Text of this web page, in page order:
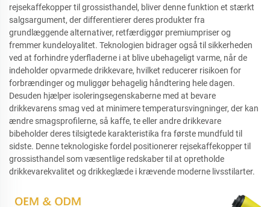
rejsekaffekopper til grossisthandel, bliver denne funktion et stærkt
salgsargument, der differentierer deres produkter fra
grundlæggende alternativer, retfærdiggør premiumpriser og
fremmer kundeloyalitet. Teknologien bidrager også til sikkerheden
ved at forhindre yderfladerne i at blive ubehageligt varme, når de
indeholder opvarmede drikkevare, hvilket reducerer risikoen for
forbrændinger og muliggør behagelig håndtering hele dagen.
Desuden hjælper isoleringsegenskaberne med at bevare
drikkevarens smag ved at minimere temperatursvingninger, der kan
ændre smagsprofilerne, så kaffe, te eller andre drikkevare
bibeholder deres tilsigtede karakteristika fra første mundfuld til
sidste. Denne teknologiske fordel positionerer rejsekaffekopper til
grossisthandel som væsentlige redskaber til at opretholde
drikkevarekvalitet og drikkeglæde i krævende moderne livsstilarter.